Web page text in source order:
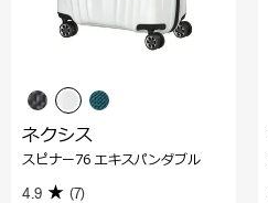
ネクシス
スピナー76 エキスパンダブル
4.9 (7)